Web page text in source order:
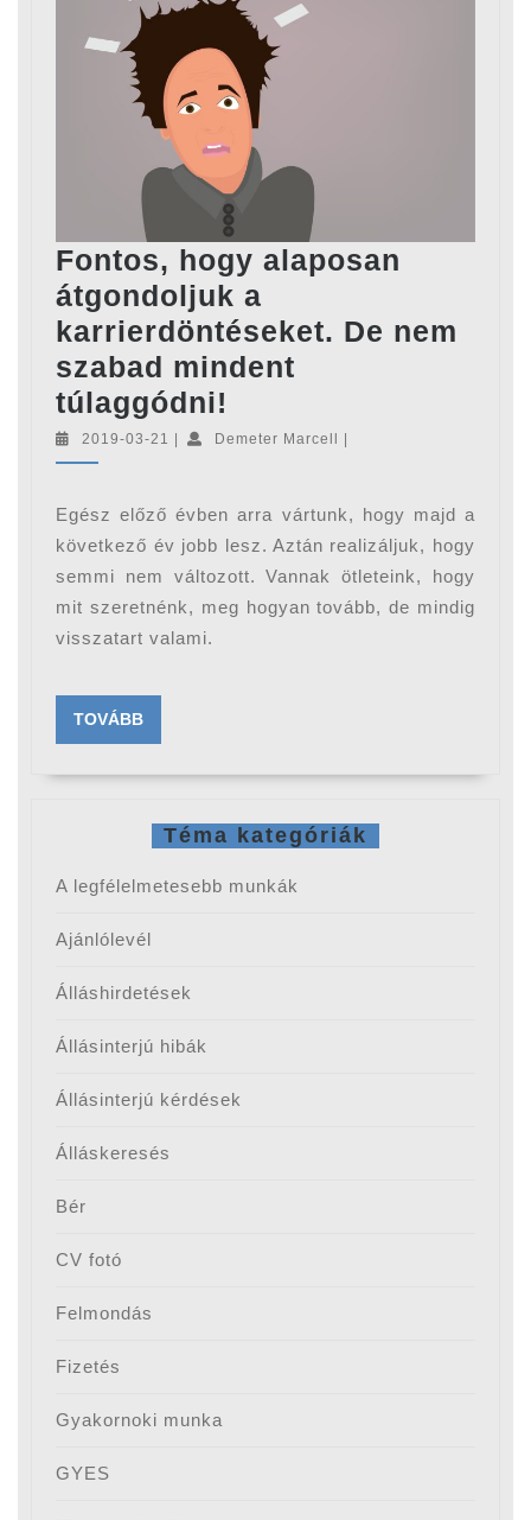
Fontos, hogy alaposan
átgondoljuk a
karrierdöntéseket. De nem
szabad mindent
túlaggódni!
hogy
átgondoljuk
a
karrierdöntéseket.
De
2019-03-21 2019-
Demeter Marcell
Demeter
Egész előző évben arra vártunk, hogy majd a
következő év jobb lesz. Aztán realizáljuk, hogy
semmi nem változott. Vannak ötleteink, hogy
mit szeretnénk, meg hogyan tovább, de mindig
visszatart valami.
TOVÁBBTOVÁBB
Téma kategóriák
A legfélelmetesebb munkák
Ajánlólevél
Álláshirdetések
Állásinterjú hibák
Állásinterjú kérdések
Álláskeresés
Bér
CV fotó
Felmondás
Fizetés
Gyakornoki munka
GYES